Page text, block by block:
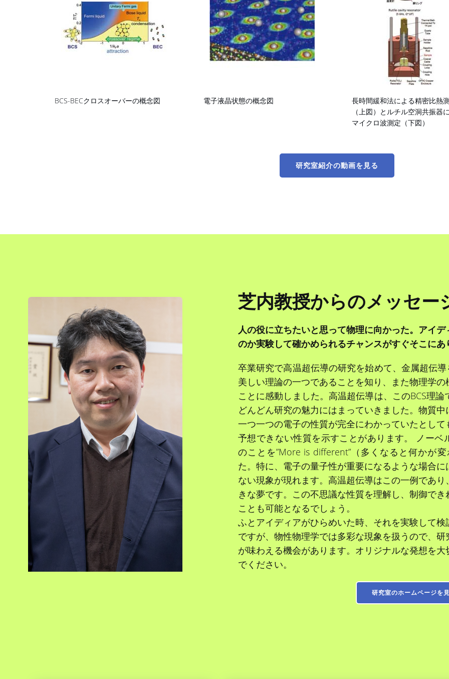
BCS-BECクロスオーバーの概念図 電子液晶状態の概念図
長時間緩和法による精密比熱
（上図）とルチル空洞共振器
マイクロ波測定（下図）
研究室紹介の動画を見る
芝内教授からのメッセー
人の役に立ちたいと思って物理に向かった。アイ
のか実験して確かめられるチャンスがすぐそこにあ
卒業研究で高温超伝導の研究を始めて、金属超伝
美しい理論の一つであることを知り、また物理学
ことに感動しました。高温超伝導は、このBCS理論
どんどん研究の魅力にはまっていきました。物質中
一つ一つの電子の性質が完全にわかっていたとし
予想できない性質を示すことがあります。 ノーベ
のことを”More is different”（多くなると何かが
た。特に、電子の量子性が重要になるような場合
ない現象が現れます。高温超伝導はこの一例であ
きな夢です。この不思議な性質を理解し、制御で
ことも可能となるでしょう。
ふとアイディアがひらめいた時、それを実験して
ですが、物性物理学では多彩な現象を扱うので、
が味わえる機会があります。オリジナルな発想を
でください。
研究室のホームページを